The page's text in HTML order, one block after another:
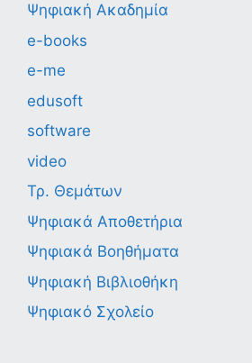
Ψηφιακή Ακαδημία
e-books
e-me
edusoft
software
video
Τρ. Θεμάτων
Ψηφιακά Αποθετήρια
Ψηφιακά Βοηθήματα
Ψηφιακή Βιβλιοθήκη
Ψηφιακό Σχολείο